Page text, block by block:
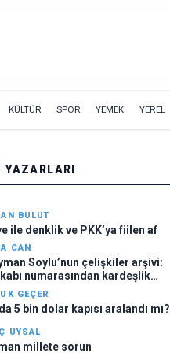
KÜLTÜR SPOR YEMEK YEREL
YAZARLARI
BULUT
ile denklik ve PKK’ya fiilen af
CAN
Soylu’nun çelişkiler arşivi:
numarasından kardeşlik
GEÇER
5 bin dolar kapısı aralandı mı?
UYSAL
millete sorun